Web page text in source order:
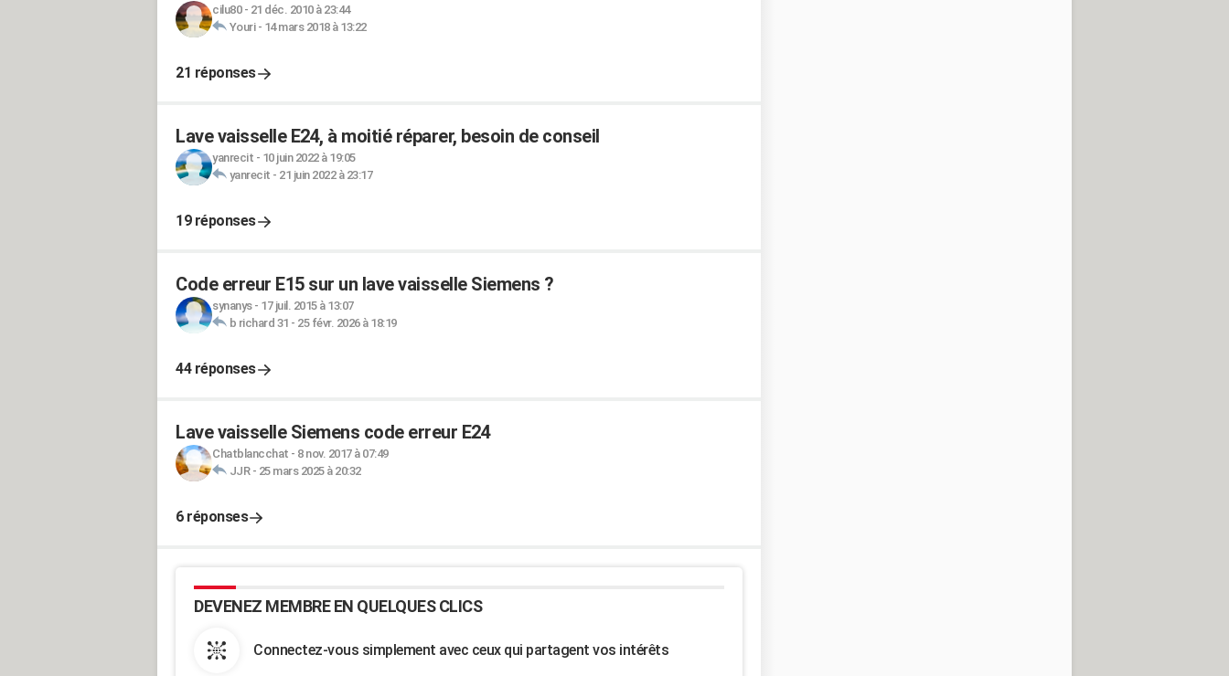
cilu80- 21 déc. 2010 à 23:44
Youri- 14 mars 2018 à 13:22
21 réponses
Lave vaisselle E24, à moitié réparer, besoin de conseil
yanrecit - 10 juin 2022 à 19:05
yanrecit - 21 juin 2022 à 23:17
19 réponses
Code erreur E15 sur un lave vaisselle Siemens ?
synanys- 17 juil. 2015 à 13:07
b richard 31 - 25 févr. 2026 à 18:19
44 réponses
Lave vaisselle Siemens code erreur E24
Chatblancchat - 8 nov. 2017 à 07:49
JJR- 25 mars 2025 à 20:32
6 réponses
DEVENEZ MEMBRE EN QUELQUES CLICS
Connectez-vous simplement avec ceux qui partagent vos intérêts